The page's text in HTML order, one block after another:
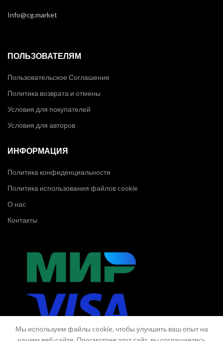
Info@cg.market
ПОЛЬЗОВАТЕЛЯМ
Пользовательское Соглашение
Политика возврата и отмены
Условия для покупателей
Условия для авторов
ИНФОРМАЦИЯ
Политика конфиденциальности
Политика использования файлов cookie
О нас
Контакты
Мы используем файлы cookie, чтобы улучшить ваш опыт на